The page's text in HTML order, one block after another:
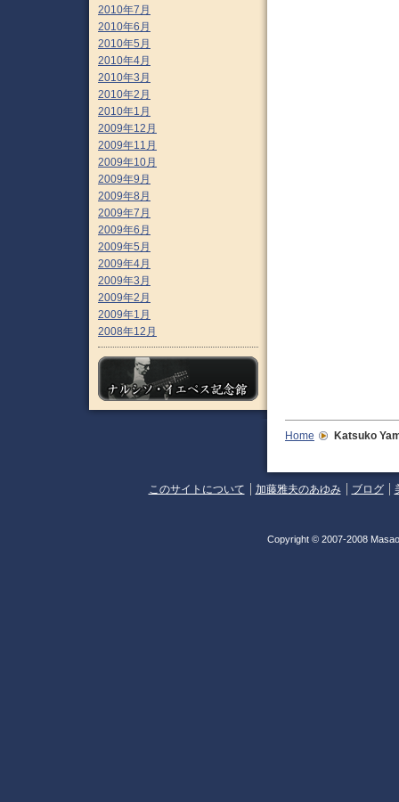
2010年7月
2010年6月
2010年5月
2010年4月
2010年3月
2010年2月
2010年1月
2009年12月
2009年11月
2009年10月
2009年9月
2009年8月
2009年7月
2009年6月
2009年5月
2009年4月
2009年3月
2009年2月
2009年1月
2008年12月
Home Katsuko
このサイトについて 加藤雅夫のあゆみ ブログ
Copyright © 2007-2008